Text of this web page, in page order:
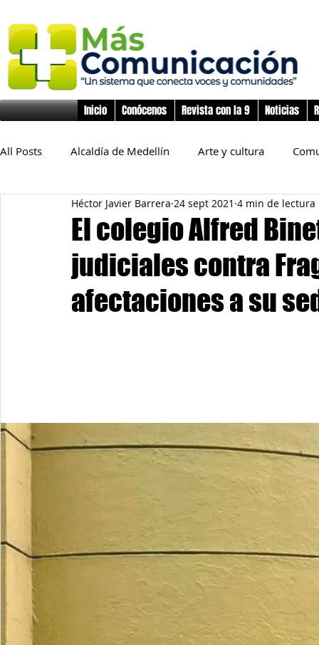
Inicio Conócenos Revista con la 9 Noticias
All Posts Alcaldía de Medellín Arte y cultura
Educación Derechos Humanos Deporte
Inclusión Social Infancia y preadolescencia
Salud mental Secretaría de Salud Sociedad
El colegio Alfred
judiciales contra
afectaciones a su
Héctor Javier Barrera 24 sept 2021 4 min de lectura